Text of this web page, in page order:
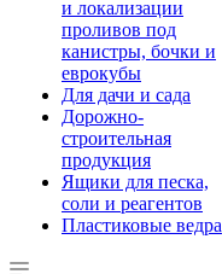
и локализации
проливов под
канистры, бочки и
еврокубы
Для дачи и сада
Дорожно-
строительная
продукция
Ящики для песка,
соли и реагентов
Пластиковые ведра